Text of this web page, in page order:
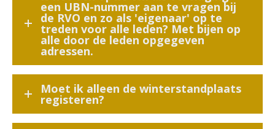
een UBN-nummer aan te vragen bij
de RVO en zo als 'eigenaar' op te
treden voor alle leden? Met bijen op
alle door de leden opgegeven
adressen.
Moet ik alleen de winterstandplaats
registeren?